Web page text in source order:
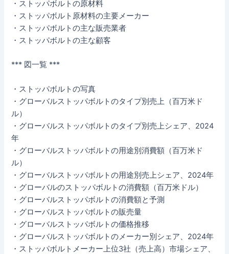
・ストッパボルトの原材料
・ストッパボルト原材料の主要メーカー
・ストッパボルトの主な販売業者
・ストッパボルトの主な顧客
*** 図一覧 ***
・ストッパボルトの写真
・グローバルストッパボルトのタイプ別売上（百万米ド
ル）
・グローバルストッパボルトのタイプ別売上シェア、2024
年
・グローバルストッパボルトの用途別消費額（百万米ド
ル）
・グローバルストッパボルトの用途別売上シェア、2024年
・グローバルのストッパボルトの消費額（百万米ドル）
・グローバルストッパボルトの消費額と予測
・グローバルストッパボルトの販売量
・グローバルストッパボルトの価格推移
・グローバルストッパボルトのメーカー別シェア、2024年
・ストッパボルトメーカー上位3社（売上高）市場シェア、